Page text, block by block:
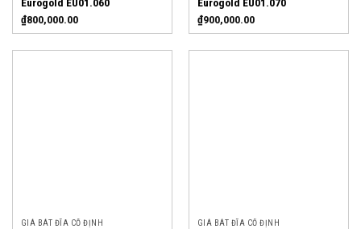
₫800,000.00
₫900,000.00
GIÁ BÁT ĐĨA CỐ ĐỊNH GIÁ BÁT ĐĨA CỐ ĐỊNH